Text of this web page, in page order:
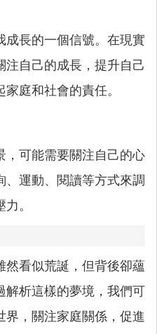
成長的一個信號。在現實
注自己的成長，提升自己
庭和社會的責任。
，可能需要關注自己的心
運動、閱讀等方式來調
。
然看似荒誕，但背後卻蘊
解析這樣的夢境，我們可
界，關注家庭關係，促進